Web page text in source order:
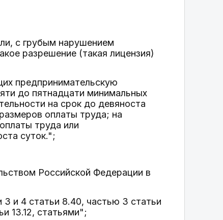
с грубым нарушением
разрешение (такая лицензия)
предпринимательскую
до пятнадцати минимальных
на срок до девяноста
оплаты труда; на
труда или
суток.";
Российской Федерации в
3 и 4 статьи 8.40, частью 3 статьи
13.12, статьями";